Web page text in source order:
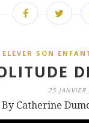
ELEVER SON
25 JANVIER
By Catherine